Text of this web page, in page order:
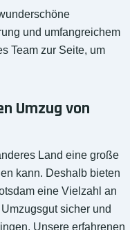
und umfangreichem
Team zur Seite, um
Umzug von
Land eine große
kann. Deshalb bieten
eine Vielzahl an
sicher und
Unsere erfahrenen